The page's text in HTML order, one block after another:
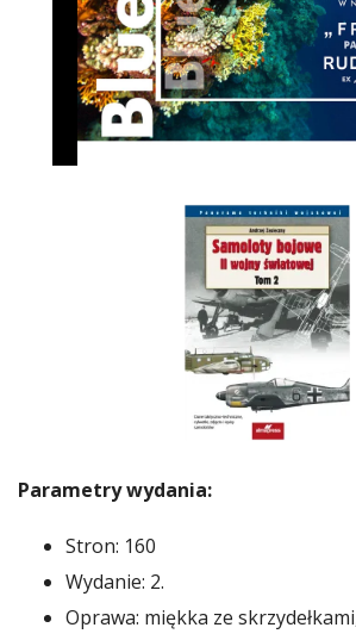
Parametry wydania:
Stron: 160
Wydanie: 2.
Oprawa: miękka ze